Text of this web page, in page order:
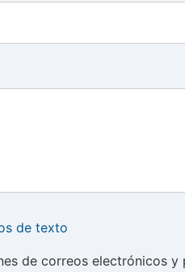
de texto
de correos electrónicos